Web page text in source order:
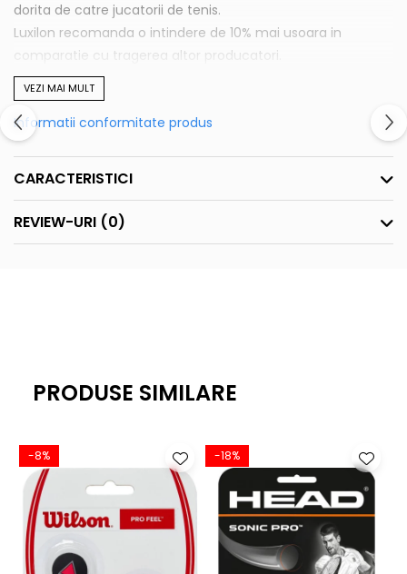
dorita de catre jucatorii de tenis.
Luxilon recomanda o intindere de 10% mai usoara in
comparatie cu tragerea altor producatori.
VEZI MAI MULT
Informatii conformitate produs
CARACTERISTICI
REVIEW-URI (0)
PRODUSE SIMILARE
-8% -18%